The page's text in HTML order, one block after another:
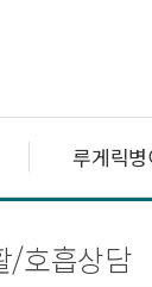
루게릭
/호흡상담